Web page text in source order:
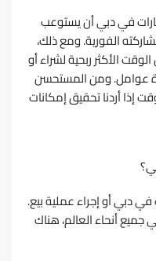
ﻓﻲ دﺑﻲ أن ﻳﺴﺘﻮﻋﺐ
اﻟﻔﻮرﻳﺔ. وﻣﻊ ذﻟﻚ،
اﻷﻛﺜﺮ رﺑﺤﻴﺔ ﻟﺸﺮاء أو
ﻋﻮاﻣﻞ. وﻣﻦ اﻟﻤﺴﺘﺤﺴﻦ
إذا أردﻧﺎ ﺗﺤﻘﻴﻖ إﻣﻜﺎﻧﺎت
دﺑﻲ أو إﺟﺮاء ﻋﻤﻠﻴﺔ ﺑﻴﻊ.
أﻧﺤﺎء اﻟﻌﺎﻟﻢ، ﻫﻨﺎك